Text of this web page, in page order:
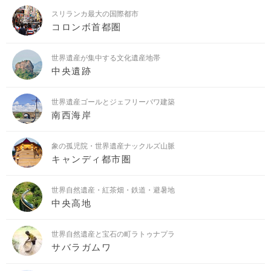
スリランカ最大の国際都市
コロンボ首都圏
世界遺産が集中する文化遺産地帯
中央遺跡
世界遺産ゴールとジェフリーバワ建築
南西海岸
象の孤児院・世界遺産ナックルズ山脈
キャンディ都市圏
世界自然遺産・紅茶畑・鉄道・避暑地
中央高地
世界自然遺産と宝石の町ラトゥナプラ
サバラガムワ